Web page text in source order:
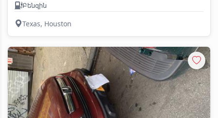
Բենզին
Texas, Houston